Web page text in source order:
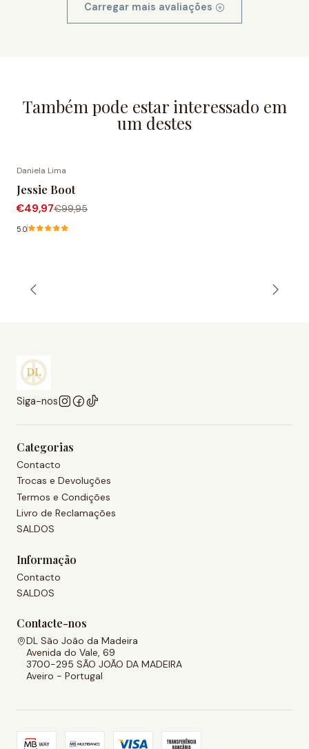
Carregar mais avaliações
Também pode estar interessado em
um destes
Daniela Lima
Jessie Boot
€49,97€99,95
5.0
Siga-nos
Categorias
Contacto
Trocas e Devoluções
Termos e Condições
Livro de Reclamações
SALDOS
Informação
Contacto
SALDOS
Contacte-nos
DL São João da Madeira
Avenida do Vale, 69
3700-295 SÃO JOÃO DA MADEIRA
Aveiro - Portugal